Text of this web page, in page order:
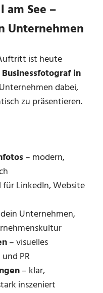
See –
Unternehmen
ist heute
Businessfotograf in
dabei,
zu präsentieren.
– modern,
LinkedIn, Website
Unternehmen,
– visuelles
PR
– klar,
inszeniert